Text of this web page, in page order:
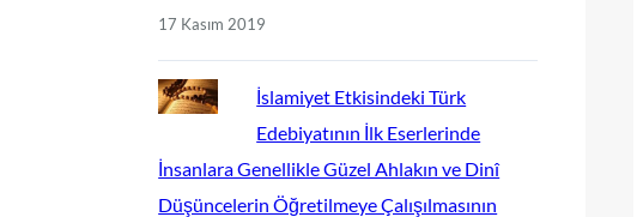
17 Kasım 2019
İslamiyet Etkisindeki Türk
Edebiyatının İlk Eserlerinde
İnsanlara Genellikle Güzel Ahlakın ve Dinî
Düşüncelerin Öğretilmeye Çalışılmasının